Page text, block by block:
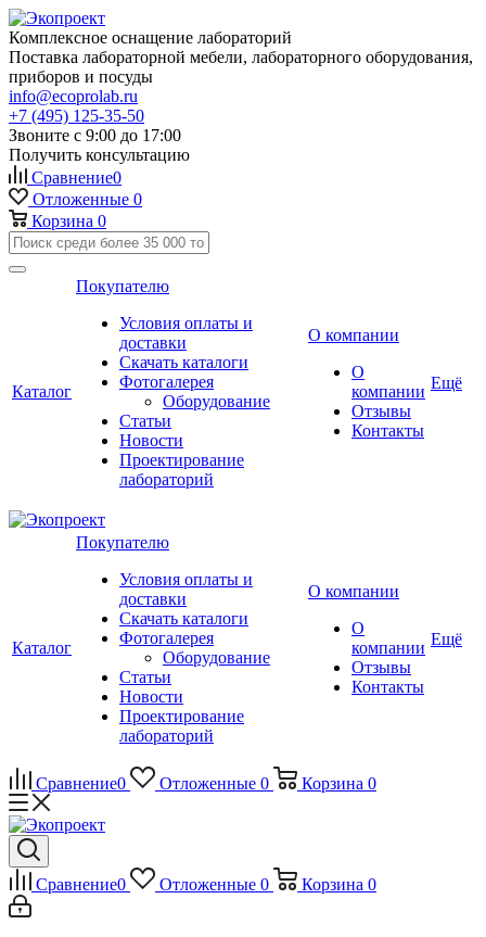
Комплексное оснащение лабораторий
Поставка лабораторной мебели, лабораторного оборудования,
приборов и посуды
info@ecoprolab.ru
+7 (495) 125-35-50
Звоните с 9:00 до 17:00
Получить консультацию
Сравнение0
Отложенные 0
Корзина 0
Каталог
Покупателю
Условия оплаты и
доставки
Скачать каталоги
Фотогалерея
Оборудование
Статьи
Новости
Проектирование
лабораторий
О компании
О
компании
Отзывы
Контакты
Ещё
Каталог
Покупателю
Условия оплаты и
доставки
Скачать каталоги
Фотогалерея
Оборудование
Статьи
Новости
Проектирование
лабораторий
О компании
О
компании
Отзывы
Контакты
Ещё
Сравнение0 Отложенные 0 Корзина 0
Сравнение0 Отложенные 0 Корзина 0